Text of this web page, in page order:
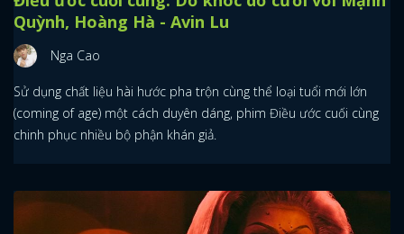
Quỳnh, Hoàng Hà - Avin Lu
Nga Cao
Sử dụng chất liệu hài hước pha trộn cùng thể loại tuổi mới lớn
(coming of age) một cách duyên dáng, phim Điều ước cuối cùng
chinh phục nhiều bộ phận khán giả.